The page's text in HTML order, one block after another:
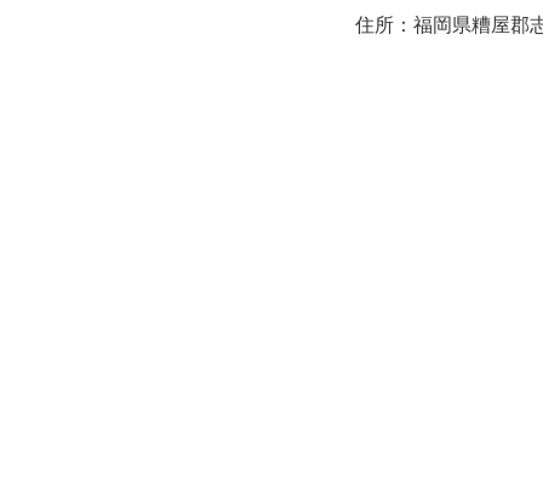
住所：福岡県糟屋郡